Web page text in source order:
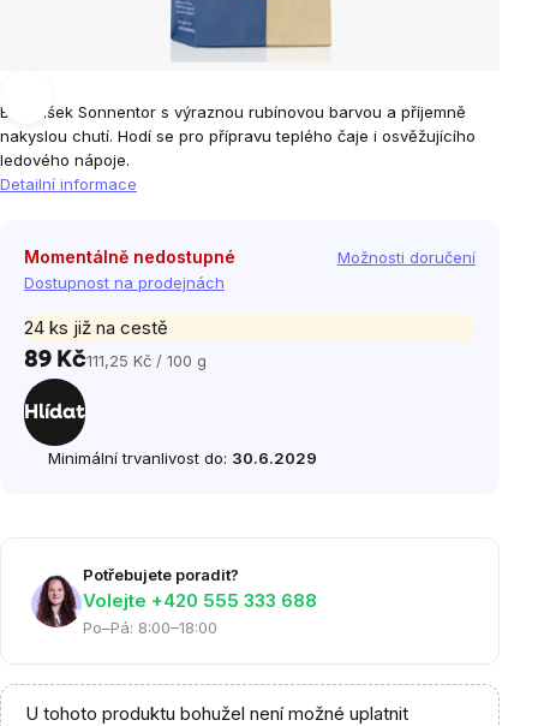
BIO ibišek Sonnentor s výraznou rubínovou barvou a příjemně
nakyslou chutí. Hodí se pro přípravu teplého čaje i osvěžujícího
ledového nápoje.
Detailní informace
Momentálně nedostupné
Dostupnost na prodejnách
Možnosti doručení
24 ks již na cestě
89 KčMěrná
111,25 Kč / 100 g
Hlídat
Minimální trvanlivost do: 30.6.2029
Potřebujete poradit?
Volejte ‭+420 555 333 688
Po–Pá: 8:00–18:00
U tohoto produktu bohužel není možné uplatnit